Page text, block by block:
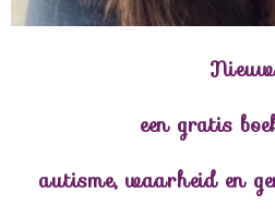
een gratis
autisme, waarheid en